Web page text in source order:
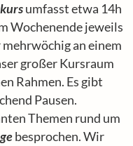
umfasst etwa 14h
Wochenende jeweils
an einem
großer Kursraum
Rahmen. Es gibt
Pausen.
Themen rund um
besprochen. Wir